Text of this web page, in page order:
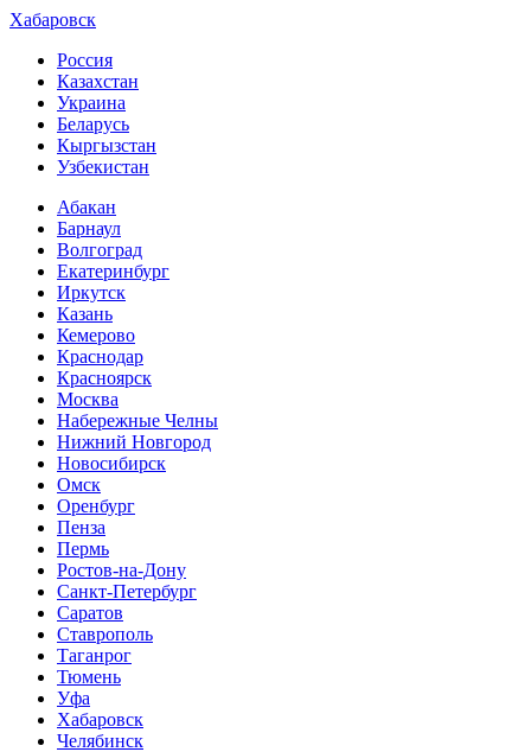
Хабаровск
Россия
Казахстан
Украина
Беларусь
Кыргызстан
Узбекистан
Абакан
Барнаул
Волгоград
Екатеринбург
Иркутск
Казань
Кемерово
Краснодар
Красноярск
Москва
Набережные Челны
Нижний Новгород
Новосибирск
Омск
Оренбург
Пенза
Пермь
Ростов-на-Дону
Санкт-Петербург
Саратов
Ставрополь
Таганрог
Тюмень
Уфа
Хабаровск
Челябинск